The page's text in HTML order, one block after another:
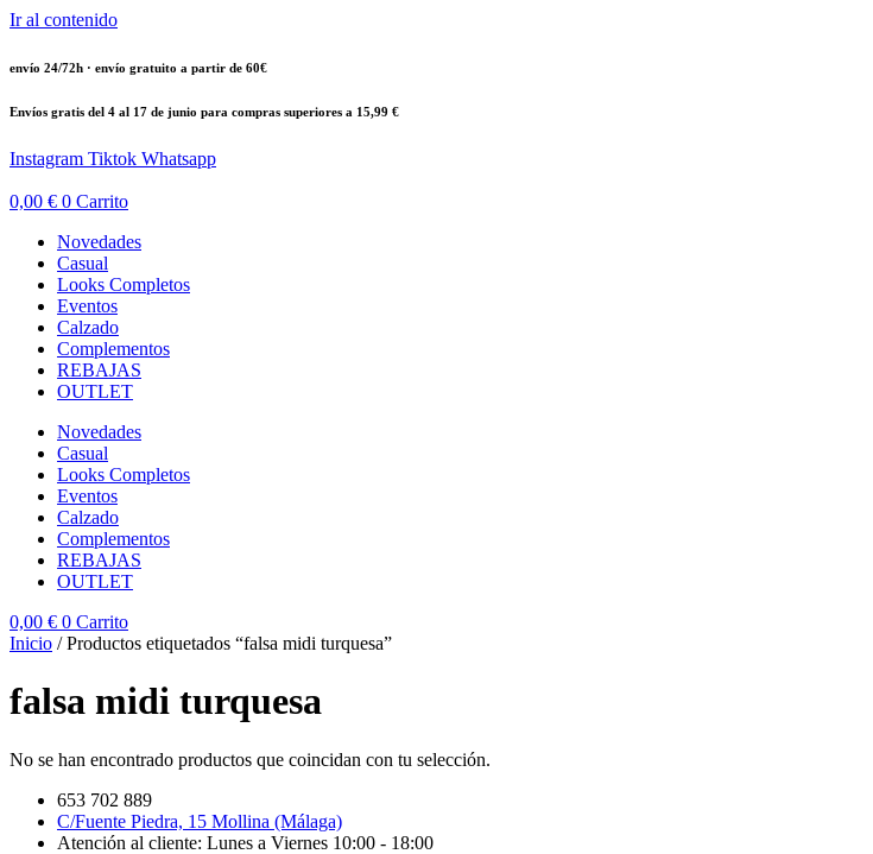
Ir al contenido
envío 24/72h · envío gratuito a partir de 60€
Envíos gratis del 4 al 17 de junio para compras superiores a 15,99 €
Instagram Tiktok Whatsapp
0,00 € 0 Carrito
Novedades
Casual
Looks Completos
Eventos
Calzado
Complementos
REBAJAS
OUTLET
Novedades
Casual
Looks Completos
Eventos
Calzado
Complementos
REBAJAS
OUTLET
0,00 € 0 Carrito
Inicio / Productos etiquetados “falsa midi turquesa”
falsa midi turquesa
No se han encontrado productos que coincidan con tu selección.
653 702 889
C/Fuente Piedra, 15 Mollina (Málaga)
Atención al cliente: Lunes a Viernes 10:00 - 18:00